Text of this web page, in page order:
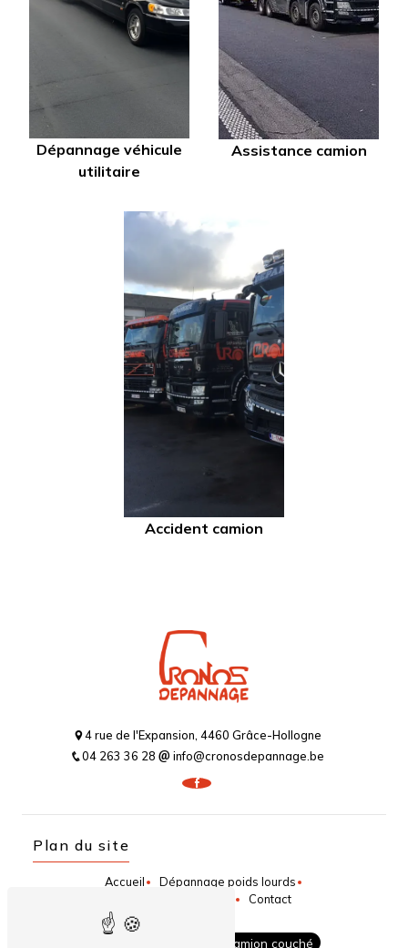
Dépannage véhicule
utilitaire
Assistance camion
Accident camion
4 rue de l'Expansion, 4460 Grâce-Hollogne
04 263 36 28
info@cronosdepannage.be
Plan du site
Accueil
Dépannage poids lourds
Contact
Camion couché